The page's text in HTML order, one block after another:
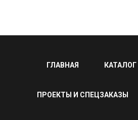
ГЛАВНАЯ КАТАЛОГ
ПРОЕКТЫ И СПЕЦЗАКАЗЫ